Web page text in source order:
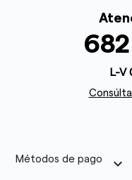
L-V
Métodos de pago keyboard_arrow_down